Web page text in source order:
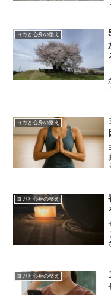
ヨガと心身の整え
ヨガと心身の整え
ヨガと心身の整え
ヨガと心身の整え